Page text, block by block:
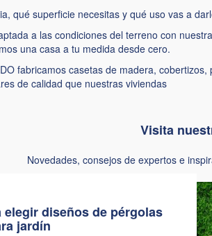
qué superficie necesitas y qué uso vas a
a las condiciones del terreno con
una casa a tu medida desde cero.
fabricamos casetas de madera,
de calidad que nuestras viviendas
Visita
Novedades, consejos de expertos e
elegir diseños de pérgolas
jardín